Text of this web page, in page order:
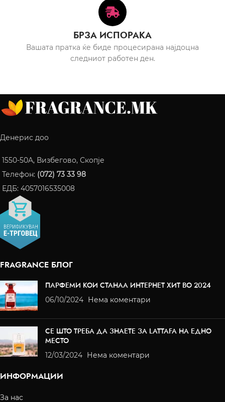
БРЗА ИСПОРАКА
Вашата пратка ќе биде процесирана најдоцна
следниот работен ден.
Денерис доо
1550-50A, Визбегово, Скопје
Телефон: (072) 73 33 98
ЕДБ: 4057016535008
FRAGRANCE БЛОГ
ПАРФЕМИ КОИ СТАНАА ИНТЕРНЕТ ХИТ ВО 2024
06/10/2024 Нема коментари
СЕ ШТО ТРЕБА ДА ЗНАЕТЕ ЗА LATTAFA НА ЕДНО
МЕСТО
12/03/2024 Нема коментари
ИНФОРМАЦИИ
За нас